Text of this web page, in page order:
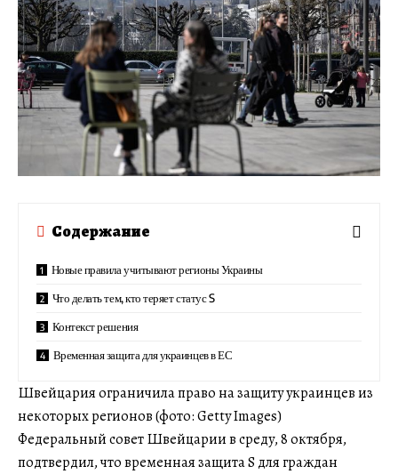
Содержание
Новые правила учитывают регионы Украины
Что делать тем, кто теряет статус S
Контекст решения
Временная защита для украинцев в ЕС
Швейцария ограничила право на защиту украинцев из
некоторых регионов (фото: Getty Images)
Федеральный совет Швейцарии в среду, 8 октября,
подтвердил, что временная защита S для граждан